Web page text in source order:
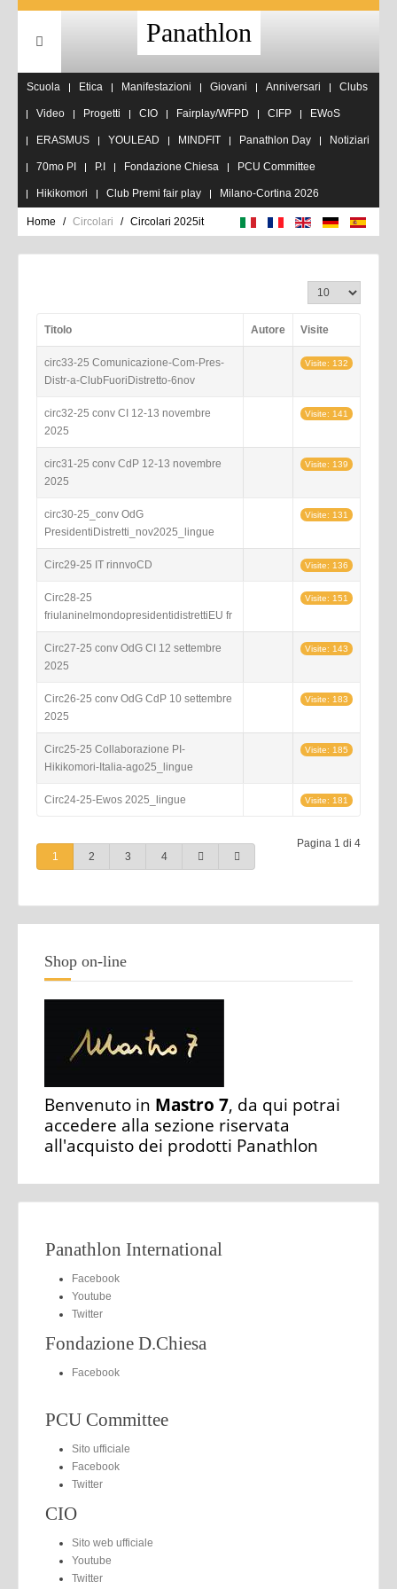
Panathlon
Scuola Etica Manifestazioni Giovani Anniversari Clubs
Video Progetti CIO Fairplay/WFPD CIFP EWoS
ERASMUS YOULEAD MINDFIT Panathlon Day Notiziari
70mo PI P.I Fondazione Chiesa PCU Committee
Hikikomori Club Premi fair play Milano-Cortina 2026
Home Circolari Circolari 2025it
Visualizza n.
Titolo Autore Visite
circ33-25 Comunicazione-Com-Pres-
Distr-a-ClubFuoriDistretto-6nov
Visite: 132
circ32-25 conv CI 12-13 novembre
2025
Visite: 141
circ31-25 conv CdP 12-13 novembre
2025
Visite: 139
circ30-25_conv OdG
PresidentiDistretti_nov2025_lingue
Visite: 131
Circ29-25 IT rinnvoCD Visite: 136
Circ28-25
friulaninelmondopresidentidistrettiEU fr
Visite: 151
Circ27-25 conv OdG CI 12 settembre
2025
Visite: 143
Circ26-25 conv OdG CdP 10 settembre
2025
Visite: 183
Circ25-25 Collaborazione PI-
Hikikomori-Italia-ago25_lingue
Visite: 185
Circ24-25-Ewos 2025_lingue Visite: 181
Pagina 1 di 4
1
2 3 4
Shop on-line
Benvenuto in Mastro 7, da qui potrai
accedere alla sezione riservata
all'acquisto dei prodotti Panathlon
Panathlon International
Facebook
Youtube
Twitter
Fondazione D.Chiesa
Facebook
PCU Committee
Sito ufficiale
Facebook
Twitter
CIO
Sito web ufficiale
Youtube
Twitter